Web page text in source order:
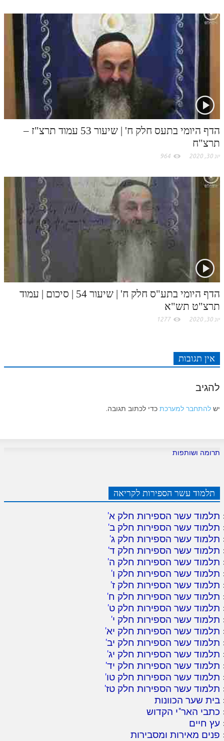
הדף היומי בתעס חלק ח' | שיעור 53 עמוד תרצ"ז –
תרצ"ח
יונ 30, 2020 964
הדף היומי בתע"ס חלק ח' | שיעור 54 | סיכום | עמוד
תרצ"ט תש"א
יונ 30, 2020 1277
אין תגובות
להגיב
יש להתחבר למערכת כדי לכתוב תגובה.
תרומה ושותפות
תלמוד עשר הספירות לקריאה
תלמוד עשר הספירות חלק א'
תלמוד עשר הספירות חלק ב'
תלמוד עשר הספירות חלק ג'
תלמוד עשר הספירות חלק ד'
תלמוד עשר הספירות חלק ה'
תלמוד עשר הספירות חלק ו'
תלמוד עשר הספירות חלק ז'
תלמוד עשר הספירות חלק ח'
תלמוד עשר הספירות חלק ט'
תלמוד עשר הספירות חלק י'
תלמוד עשר הספירות חלק יא'
תלמוד עשר הספירות חלק יב'
תלמוד עשר הספירות חלק יג'
תלמוד עשר הספירות חלק יד'
תלמוד עשר הספירות חלק טו'
תלמוד עשר הספירות חלק טז'
בית שער הכוונות
כתבי האר"י הקדוש
עץ חיים
פנים מאירות ומסבירות